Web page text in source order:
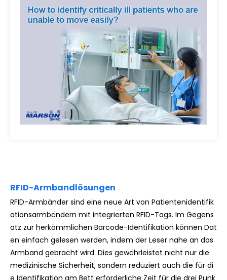
RFID-Armbandlösungen
RFID-Armbänder sind eine neue Art von Patientenidentifik
ationsarmbändern mit integrierten RFID-Tags. Im Gegens
atz zur herkömmlichen Barcode-Identifikation können Dat
en einfach gelesen werden, indem der Leser nahe an das
Armband gebracht wird. Dies gewährleistet nicht nur die
medizinische Sicherheit, sondern reduziert auch die für di
e Identifikation am Bett erforderliche Zeit für die drei Punk